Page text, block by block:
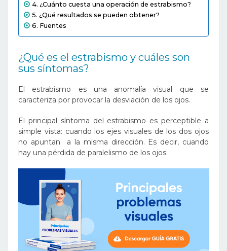
¿Cuánto cuesta una operación de estrabismo?
¿Qué resultados se pueden obtener?
Fuentes
¿Qué es el estrabismo y cuáles son
sus síntomas?
El estrabismo es una anomalía visual que se
caracteriza por provocar la desviación de los ojos.
El principal síntoma del estrabismo es perceptible a
simple vista: cuando los ejes visuales de los dos ojos
no apuntan a la misma dirección. Es decir, cuando
hay una pérdida de paralelismo de los ojos.